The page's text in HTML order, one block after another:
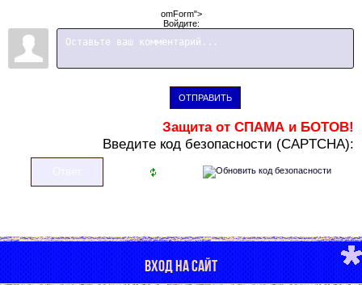
omForm">
Войдите:
ОТПРАВИТЬ
Защита от СПАМА и БОТОВ!
Введите код безопасности (CAPTCHA):
ВХОД НА САЙТ